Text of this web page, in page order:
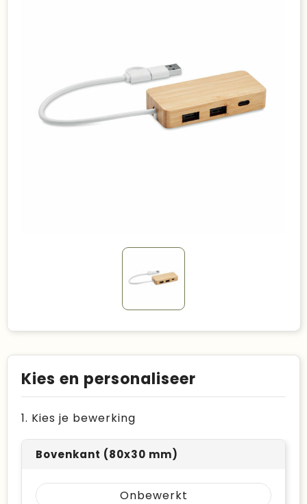
Made in Europe
Recycled
Kies en personaliseer
1. Kies je bewerking
Bovenkant (80x30 mm)
Onbewerkt